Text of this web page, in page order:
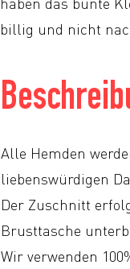
billig und nicht
Alle Hemden
liebenswürdigen
Der Zuschnitt
Brusttasche
Wir verwenden